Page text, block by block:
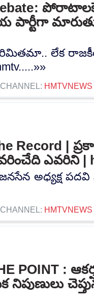
పార్టీగా
లేక
CHANNEL: HMTVNEWS
Record |
ఎవరిని |
జనసేన అధ్యక్ష
CHANNEL: HMTVNEWS
POINT :